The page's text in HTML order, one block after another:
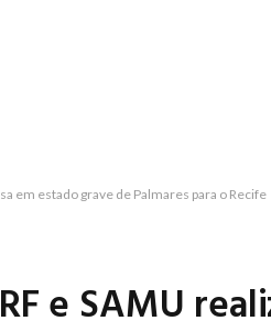
em estado grave de Palmares para o Recife
e SAMU